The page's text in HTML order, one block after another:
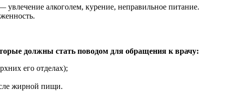
алкоголем, курение, неправильное питание.
должны стать поводом для обращения к врачу:
его отделах);
жирной пищи.